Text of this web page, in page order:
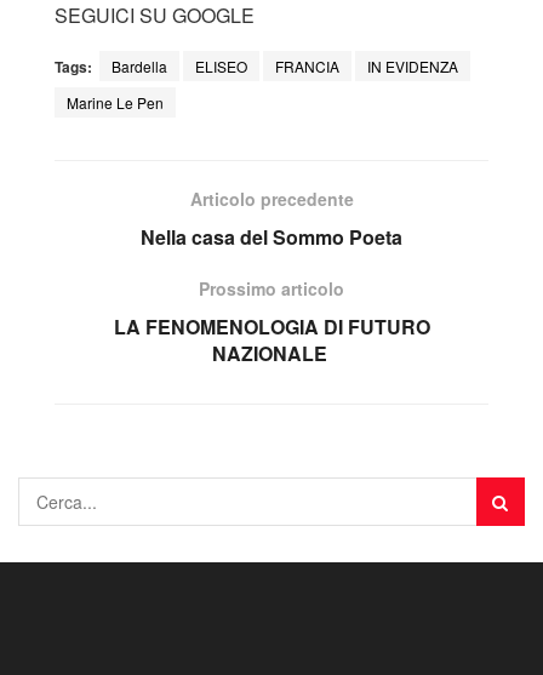
SEGUICI SU GOOGLE
Tags: Bardella ELISEO FRANCIA
IN EVIDENZA
Marine Le Pen
Articolo precedente
Nella casa del Sommo Poeta
Prossimo articolo
LA FENOMENOLOGIA DI FUTURO
NAZIONALE